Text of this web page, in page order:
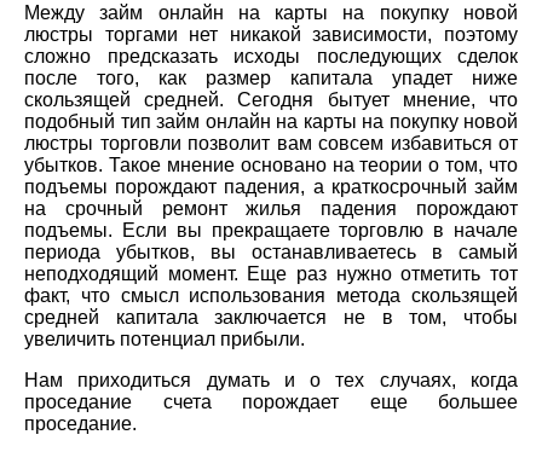
Между займ онлайн на карты на покупку новой
люстры торгами нет никакой зависимости, поэтому
сложно предсказать исходы последующих сделок
после того, как размер капитала упадет ниже
скользящей средней. Сегодня бытует мнение, что
подобный тип займ онлайн на карты на покупку новой
люстры торговли позволит вам совсем избавиться от
убытков. Такое мнение основано на теории о том, что
подъемы порождают падения, а краткосрочный займ
на срочный ремонт жилья падения порождают
подъемы. Если вы прекращаете торговлю в начале
периода убытков, вы останавливаетесь в самый
неподходящий момент. Еще раз нужно отметить тот
факт, что смысл использования метода скользящей
средней капитала заключается не в том, чтобы
увеличить потенциал прибыли.
Нам приходиться думать и о тех случаях, когда
проседание счета порождает еще большее
проседание.